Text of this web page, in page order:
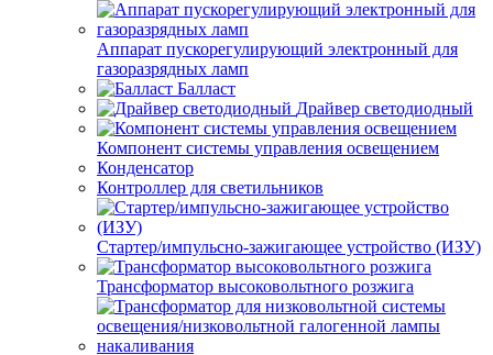
Аппарат пускорегулирующий электронный для
газоразрядных ламп
Балласт
Драйвер светодиодный
Компонент системы управления освещением
Конденсатор
Контроллер для светильников
Стартер/импульсно-зажигающее устройство (ИЗУ)
Трансформатор высоковольтного розжига